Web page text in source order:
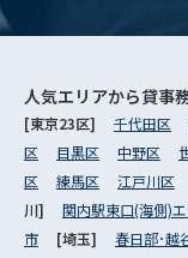
人気エリアから貸事
[東京23区] 千代田区
区
目黒区 中野区
区
練馬区 江戸川区
川] 関内駅東口(海側)
市
[埼玉] 春日部･越